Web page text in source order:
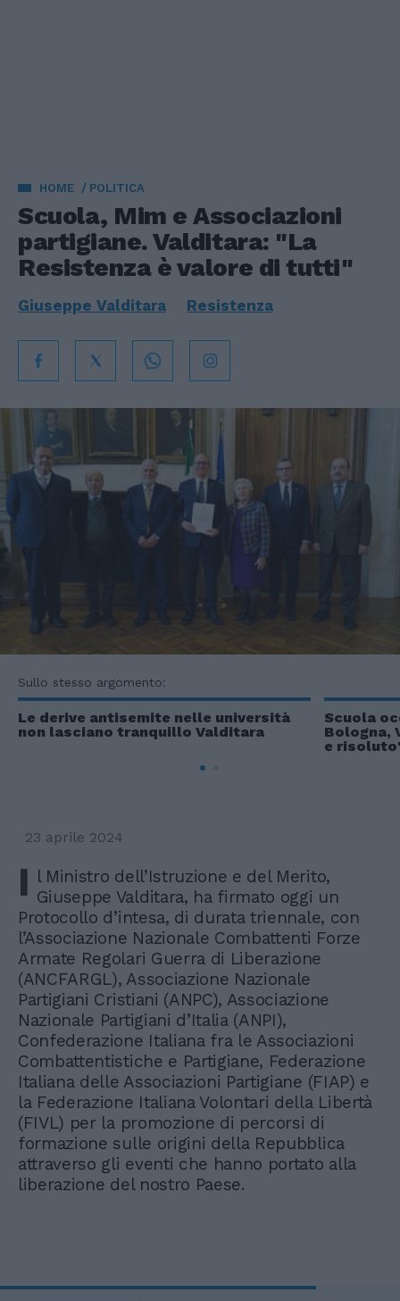
HOME POLITICA
Scuola, Mim e Associazioni
partigiane. Valditara: "La
Resistenza è valore di tutti"
Giuseppe Valditara Resistenza
Sullo stesso argomento:
Le derive antisemite nelle università
non lasciano tranquillo Valditara
Scuola
Bologna,
e
23 aprile 2024
I l Ministro dell’Istruzione e del Merito,
Giuseppe Valditara, ha firmato oggi un
Protocollo d’intesa, di durata triennale, con
l’Associazione Nazionale Combattenti Forze
Armate Regolari Guerra di Liberazione
(ANCFARGL), Associazione Nazionale
Partigiani Cristiani (ANPC), Associazione
Nazionale Partigiani d’Italia (ANPI),
Confederazione Italiana fra le Associazioni
Combattentistiche e Partigiane, Federazione
Italiana delle Associazioni Partigiane (FIAP) e
la Federazione Italiana Volontari della Libertà
(FIVL) per la promozione di percorsi di
formazione sulle origini della Repubblica
attraverso gli eventi che hanno portato alla
liberazione del nostro Paese.